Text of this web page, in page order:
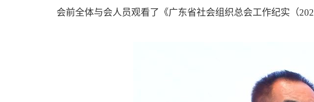
会前全体与会人员观看了《广东省社会组织总会工作纪实（